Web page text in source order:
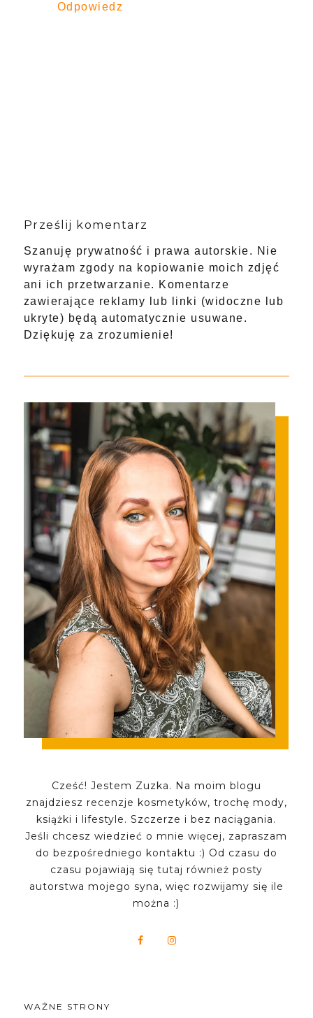
Odpowiedz
Prześlij komentarz
Szanuję prywatność i prawa autorskie. Nie
wyrażam zgody na kopiowanie moich zdjęć
ani ich przetwarzanie. Komentarze
zawierające reklamy lub linki (widoczne lub
ukryte) będą automatycznie usuwane.
Dziękuję za zrozumienie!
Cześć! Jestem Zuzka. Na moim blogu
znajdziesz recenzje kosmetyków, trochę mody,
książki i lifestyle. Szczerze i bez naciągania.
Jeśli chcesz wiedzieć o mnie więcej, zapraszam
do bezpośredniego kontaktu :) Od czasu do
czasu pojawiają się tutaj również posty
autorstwa mojego syna, więc rozwijamy się ile
można :)
WAŻNE STRONY